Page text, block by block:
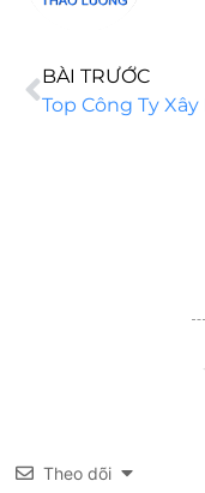
BÀI TRƯỚC
Theo dõi